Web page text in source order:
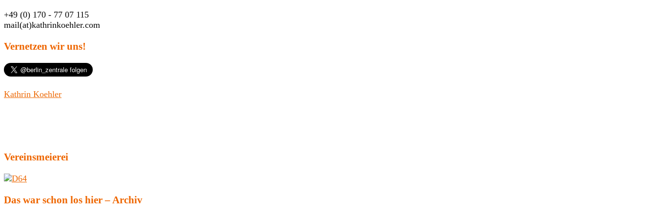
+49 (0) 170 - 77 07 115
mail(at)kathrinkoehler.com
Vernetzen wir uns!
Kathrin Koehler
Vereinsmeierei
Das war schon los hier – Archiv